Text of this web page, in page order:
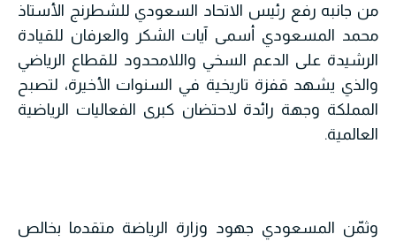
من جانبه رفع رئيس الاتحاد السعودي للشطرنج الأستاذ
محمد المسعودي أسمى آيات الشكر والعرفان للقيادة
الرشيدة على الدعم السخي واللامحدود للقطاع الرياضي
والذي يشهد قفزة تاريخية في السنوات الأخيرة، لتصبح
المملكة وجهة رائدة لاحتضان كبرى الفعاليات الرياضية
العالمية.
وثمّن المسعودي جهود وزارة الرياضة متقدما بخالص